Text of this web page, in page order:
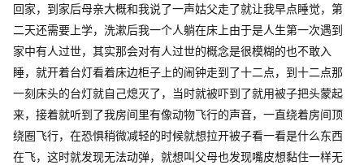
回家，到家后母亲大概和我说了一声姑父走了就让我早点睡觉，第
二天还需要上学，洗漱后我一个人躺在床上由于是人生第一次遇到
家中有人过世，其实那会对有人过世的概念是很模糊的也不敢入
睡，就开着台灯看着床边柜子上的闹钟走到了十二点，到十二点那
一刻床头的台灯就自己熄灭了，当时就被吓到了就用被子把头蒙起
来，接着就听到了我房间里有像动物飞行的声音，一直绕着房间顶
绕圈飞行，在恐惧稍微减轻的时候就想拉开被子看一看是什么东西
在飞，这时就发现无法动弹，就想叫父母也发现嘴皮想黏住一样无